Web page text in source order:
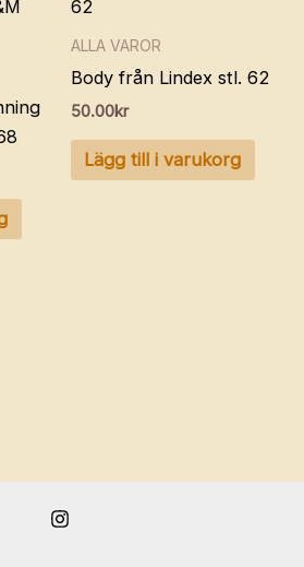
ALLA VAROR
Body från Lindex stl. 62
50.00kr
Lägg till i varukorg